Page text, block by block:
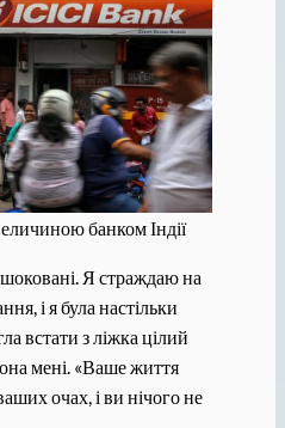
банком Індії
Я страждаю на
і я була настільки
встати з ліжка цілий
мені. «Ваше життя
очах, і ви нічого не